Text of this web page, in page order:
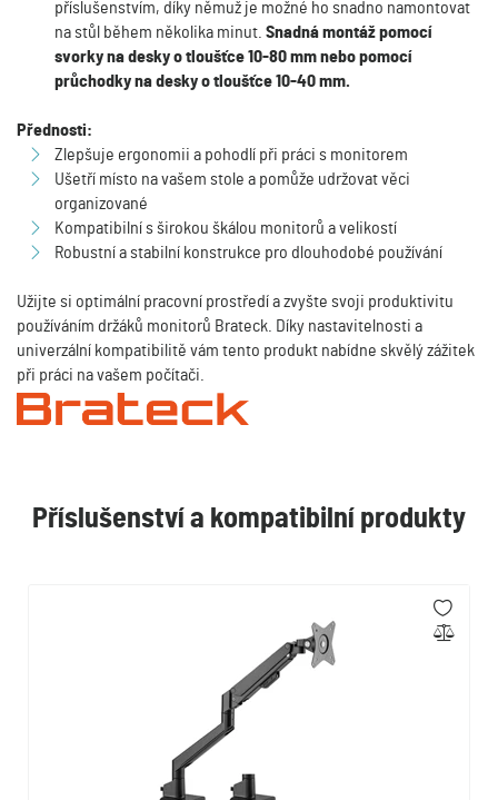
příslušenstvím, díky němuž je možné ho snadno namontovat
na stůl během několika minut. Snadnámontáž pomocí
svorky na desky o tloušťce 10-80 mm nebo pomocí
průchodky na desky o tloušťce 10-40 mm.
Přednosti:
Zlepšuje ergonomii a pohodlí při práci s monitorem
Ušetří místo na vašem stole a pomůže udržovat věci
organizované
Kompatibilní s širokou škálou monitorů a velikostí
Robustní a stabilní konstrukce pro dlouhodobé používání
Užijte si optimální pracovní prostředí a zvyšte svoji produktivitu
používáním držáků monitorů Brateck. Díky nastavitelnosti a
univerzální kompatibilitě vám tento produkt nabídne skvělý zážitek
při práci na vašem počítači.
Příslušenství a kompatibilní produkty